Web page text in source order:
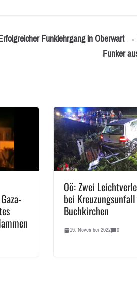
Funklehrgang in Oberwart
Funker
Oö: Zwei
bei
Buchkirchen
19. November 2022 0